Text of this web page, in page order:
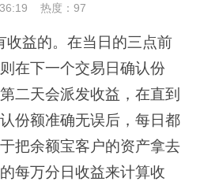
热度：97
收益的。在当日的三点前
在下一个交易日确认份
二天会派发收益，在直到
份额准确无误后，每日都
把余额宝客户的资产拿去
每万分日收益来计算收